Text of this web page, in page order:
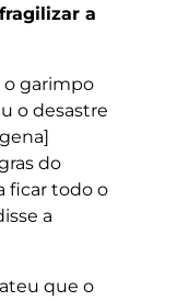
a
o garimpo
o desastre
do
ficar todo o
a
que o